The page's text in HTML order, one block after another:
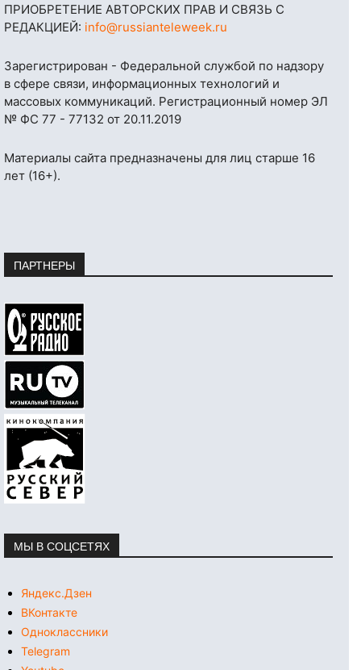
ПРИОБРЕТЕНИЕ АВТОРСКИХ ПРАВ И СВЯЗЬ С
РЕДАКЦИЕЙ: info@russianteleweek.ru
Зарегистрирован - Федеральной службой по надзору
в сфере связи, информационных технологий и
массовых коммуникаций. Регистрационный номер ЭЛ
№ ФС 77 - 77132 от 20.11.2019
Материалы сайта предназначены для лиц старше 16
лет (16+).
ПАРТНЕРЫ
МЫ В СОЦСЕТЯХ
Яндекс.Дзен
ВКонтакте
Одноклассники
Telegram